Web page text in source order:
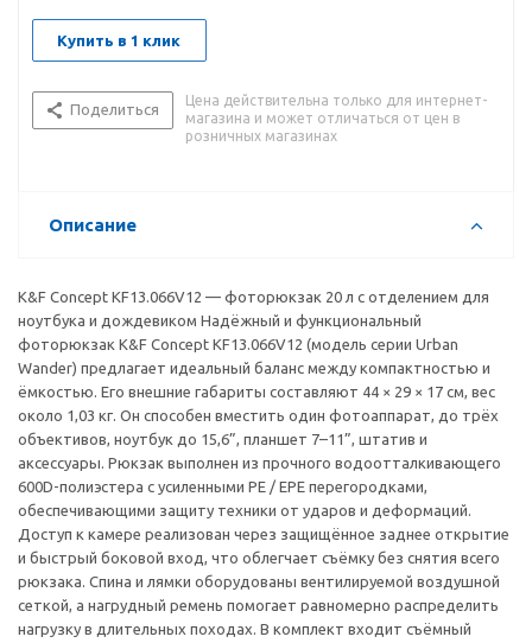
Купить в 1 клик
Поделиться
Цена действительна только для интернет-
магазина и может отличаться от цен в
розничных магазинах
Описание
K&F Concept KF13.066V12 — фоторюкзак 20 л с отделением для
ноутбука и дождевиком Надёжный и функциональный
фоторюкзак K&F Concept KF13.066V12 (модель серии Urban
Wander) предлагает идеальный баланс между компактностью и
ёмкостью. Его внешние габариты составляют 44 × 29 × 17 см, вес
около 1,03 кг. Он способен вместить один фотоаппарат, до трёх
объективов, ноутбук до 15,6”, планшет 7–11”, штатив и
аксессуары. Рюкзак выполнен из прочного водоотталкивающего
600D-полиэстера с усиленными PE / EPE перегородками,
обеспечивающими защиту техники от ударов и деформаций.
Доступ к камере реализован через защищённое заднее открытие
и быстрый боковой вход, что облегчает съёмку без снятия всего
рюкзака. Спина и лямки оборудованы вентилируемой воздушной
сеткой, а нагрудный ремень помогает равномерно распределить
нагрузку в длительных походах. В комплект входит съёмный